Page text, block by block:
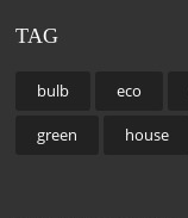
TAG
bulb eco
green house